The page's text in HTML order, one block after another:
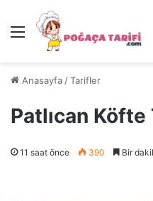
Menü
Anasayfa /Tarifler
Patlıcan Köfte
11 saat önce 390 Bir